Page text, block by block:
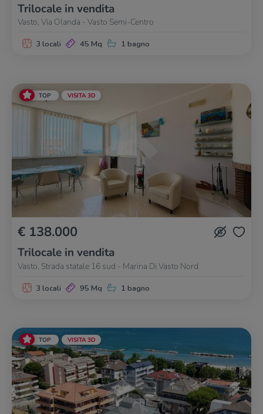
Trilocale in vendita
Vasto, Via Olanda - Vasto Semi-Centro
3 locali 45 Mq 1 bagno
TOP VISITA 3D
€ 138.000
Trilocale in vendita
Vasto, Strada statale 16 sud - Marina Di Vasto Nord
3 locali 95 Mq 1 bagno
TOP VISITA 3D